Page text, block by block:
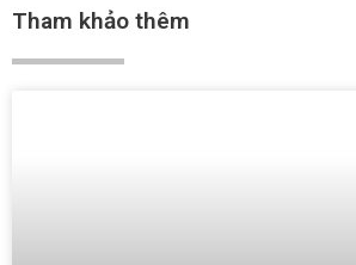
Tham khảo thêm